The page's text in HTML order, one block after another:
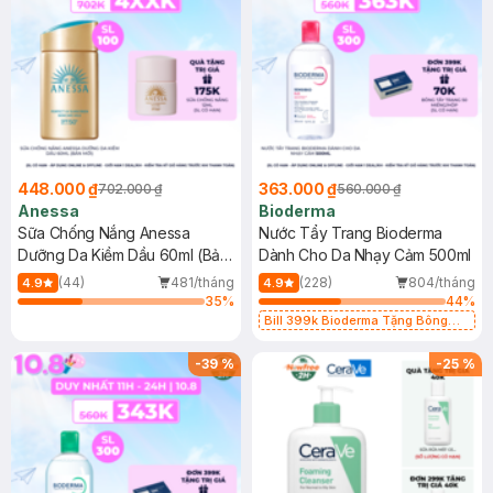
448.000 ₫702.000 ₫
Anessa
Sữa Chống Nắng Anessa
Dưỡng Da Kiềm Dầu 60ml (Bản
Mới)
4.9 (44)
481/tháng
35%
363.000 ₫560.000 ₫
Bioderma
Nước Tẩy Trang Bioderma
Dành Cho Da Nhạy Cảm 500ml
4.9 (228)
804/tháng
44%
Bill 399k Bioderma Tặng Bông
-39% -25 %